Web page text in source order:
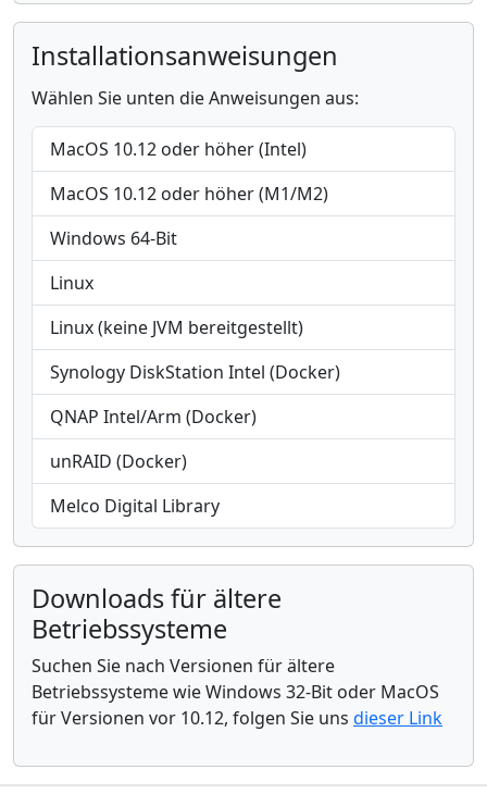
Installationsanweisungen
Wählen Sie unten die Anweisungen aus:
MacOS 10.12 oder höher (Intel)
MacOS 10.12 oder höher (M1/M2)
Windows 64-Bit
Linux
Linux (keine JVM bereitgestellt)
Synology DiskStation Intel (Docker)
QNAP Intel/Arm (Docker)
unRAID (Docker)
Melco Digital Library
Downloads für ältere
Betriebssysteme
Suchen Sie nach Versionen für ältere
Betriebssysteme wie Windows 32-Bit oder MacOS
für Versionen vor 10.12, folgen Sie uns dieser Link